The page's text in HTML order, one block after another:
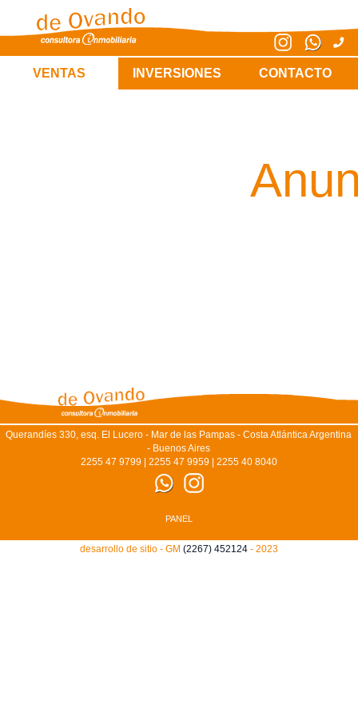
VENTAS INVERSIONES CONTACTO
Querandíes 330, esq. El Lucero - Mar de las Pampas - Costa Atlántica Argentina
- Buenos Aires
2255 47 9799 | 2255 47 9959 | 2255 40 8040
PANEL
desarrollo de sitio - GM (2267) 452124- 2023